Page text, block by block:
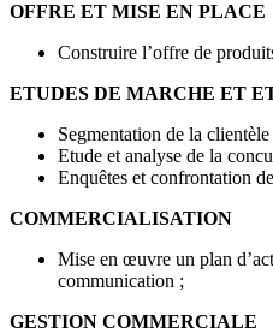
OFFRE ET MISE EN PLACE
Construire l’offre de
ETUDES DE MARCHE ET
Segmentation de la clientèle
Etude et analyse de la
Enquêtes et confrontation
COMMERCIALISATION
Mise en œuvre un plan
communication ;
GESTION COMMERCIALE